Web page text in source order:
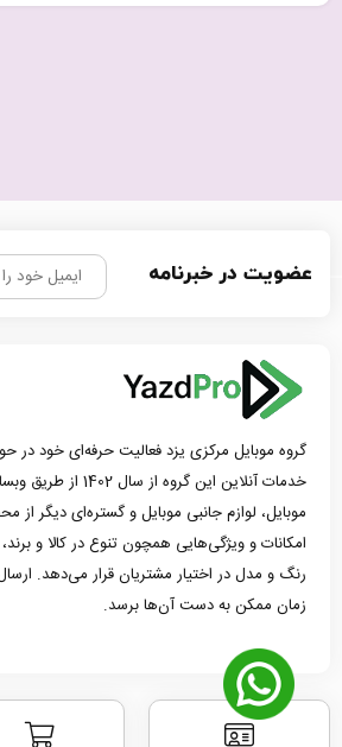
عضویت در خبرنامه
خدمات آنلاین
موبایل، لوازم جانبی موبایل و گستره‌ای دیگر
امکانات و ویژگی‌هایی همچون تنوع در کالا و
رنگ و مدل در اختیار مشتریان قرار می‌دهد.
زمان ممکن به دست آن‌ها برسد.